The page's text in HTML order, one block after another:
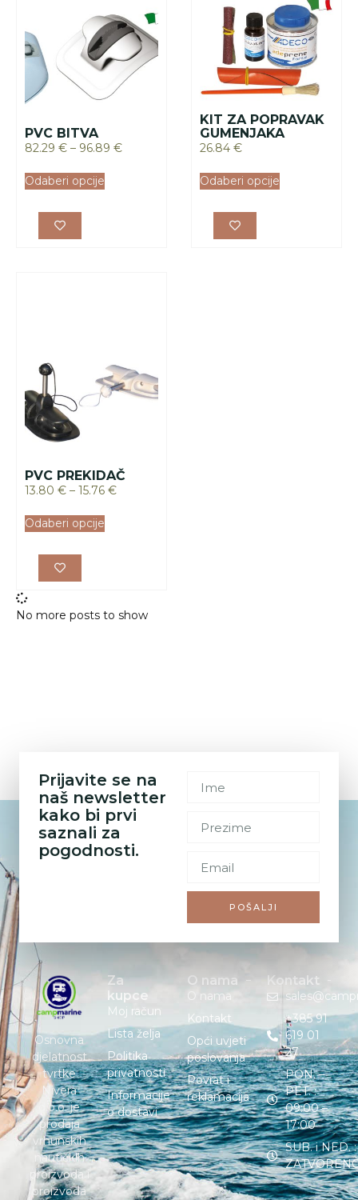
PVC BITVA
82.29 € – 96.89 €
Odaberi opcije
KIT ZA POPRAVAK
GUMENJAKA
26.84 €
Odaberi opcije
PVC PREKIDAČ
13.80 € – 15.76 €
Odaberi opcije
No more posts to show
Prijavite se na
naš newsletter
kako bi prvi
saznali za
pogodnosti.
POŠALJI
Osnovna
djelatnost
tvrtke
Nivera
d.o.o. je
prodaja
vrhunskih
nautičkih
proizvoda i
proizvoda
Za
kupce
Moj račun
Lista želja
Politika
privatnosti
Informacije
o dostavi
O nama
O nama
Kontakt
Opći uvjeti
poslovanja
Povrat i
reklamacija
Kontakt
+385 91
619 01
27
PON. –
PET. :
09:00 –
17:00
SUB. i NED. :